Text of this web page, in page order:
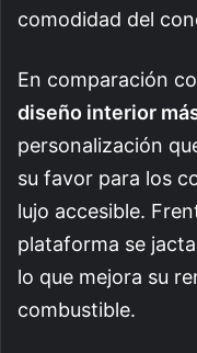
comodidad del
En comparación
diseño interior
personalización
su favor para los
lujo accesible.
plataforma se
lo que mejora su
combustible.